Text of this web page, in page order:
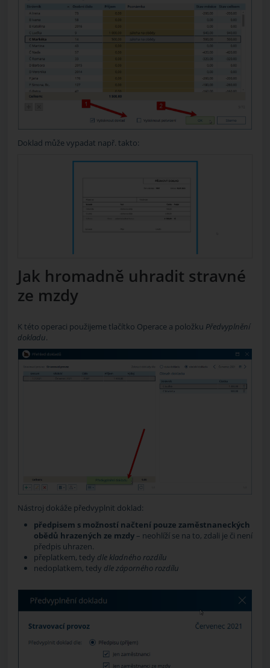
Doklad může vypadat např. takto:
Jak hromadně uhradit stravné
ze mzdy
K této operaci použijeme tlačítko Operace a položku Předvyplnění
dokladu.
Nástroj dokáže předvyplnit doklad:
předpisem s možností načtení pouze zaměstnaneckých
obědů hrazených ze mzdy – neohlíží se na to, zdali je či není
předpis uhrazen.
přeplatkem, tedy dle kladného rozdílu
nedoplatkem, tedy dle záporného rozdílu